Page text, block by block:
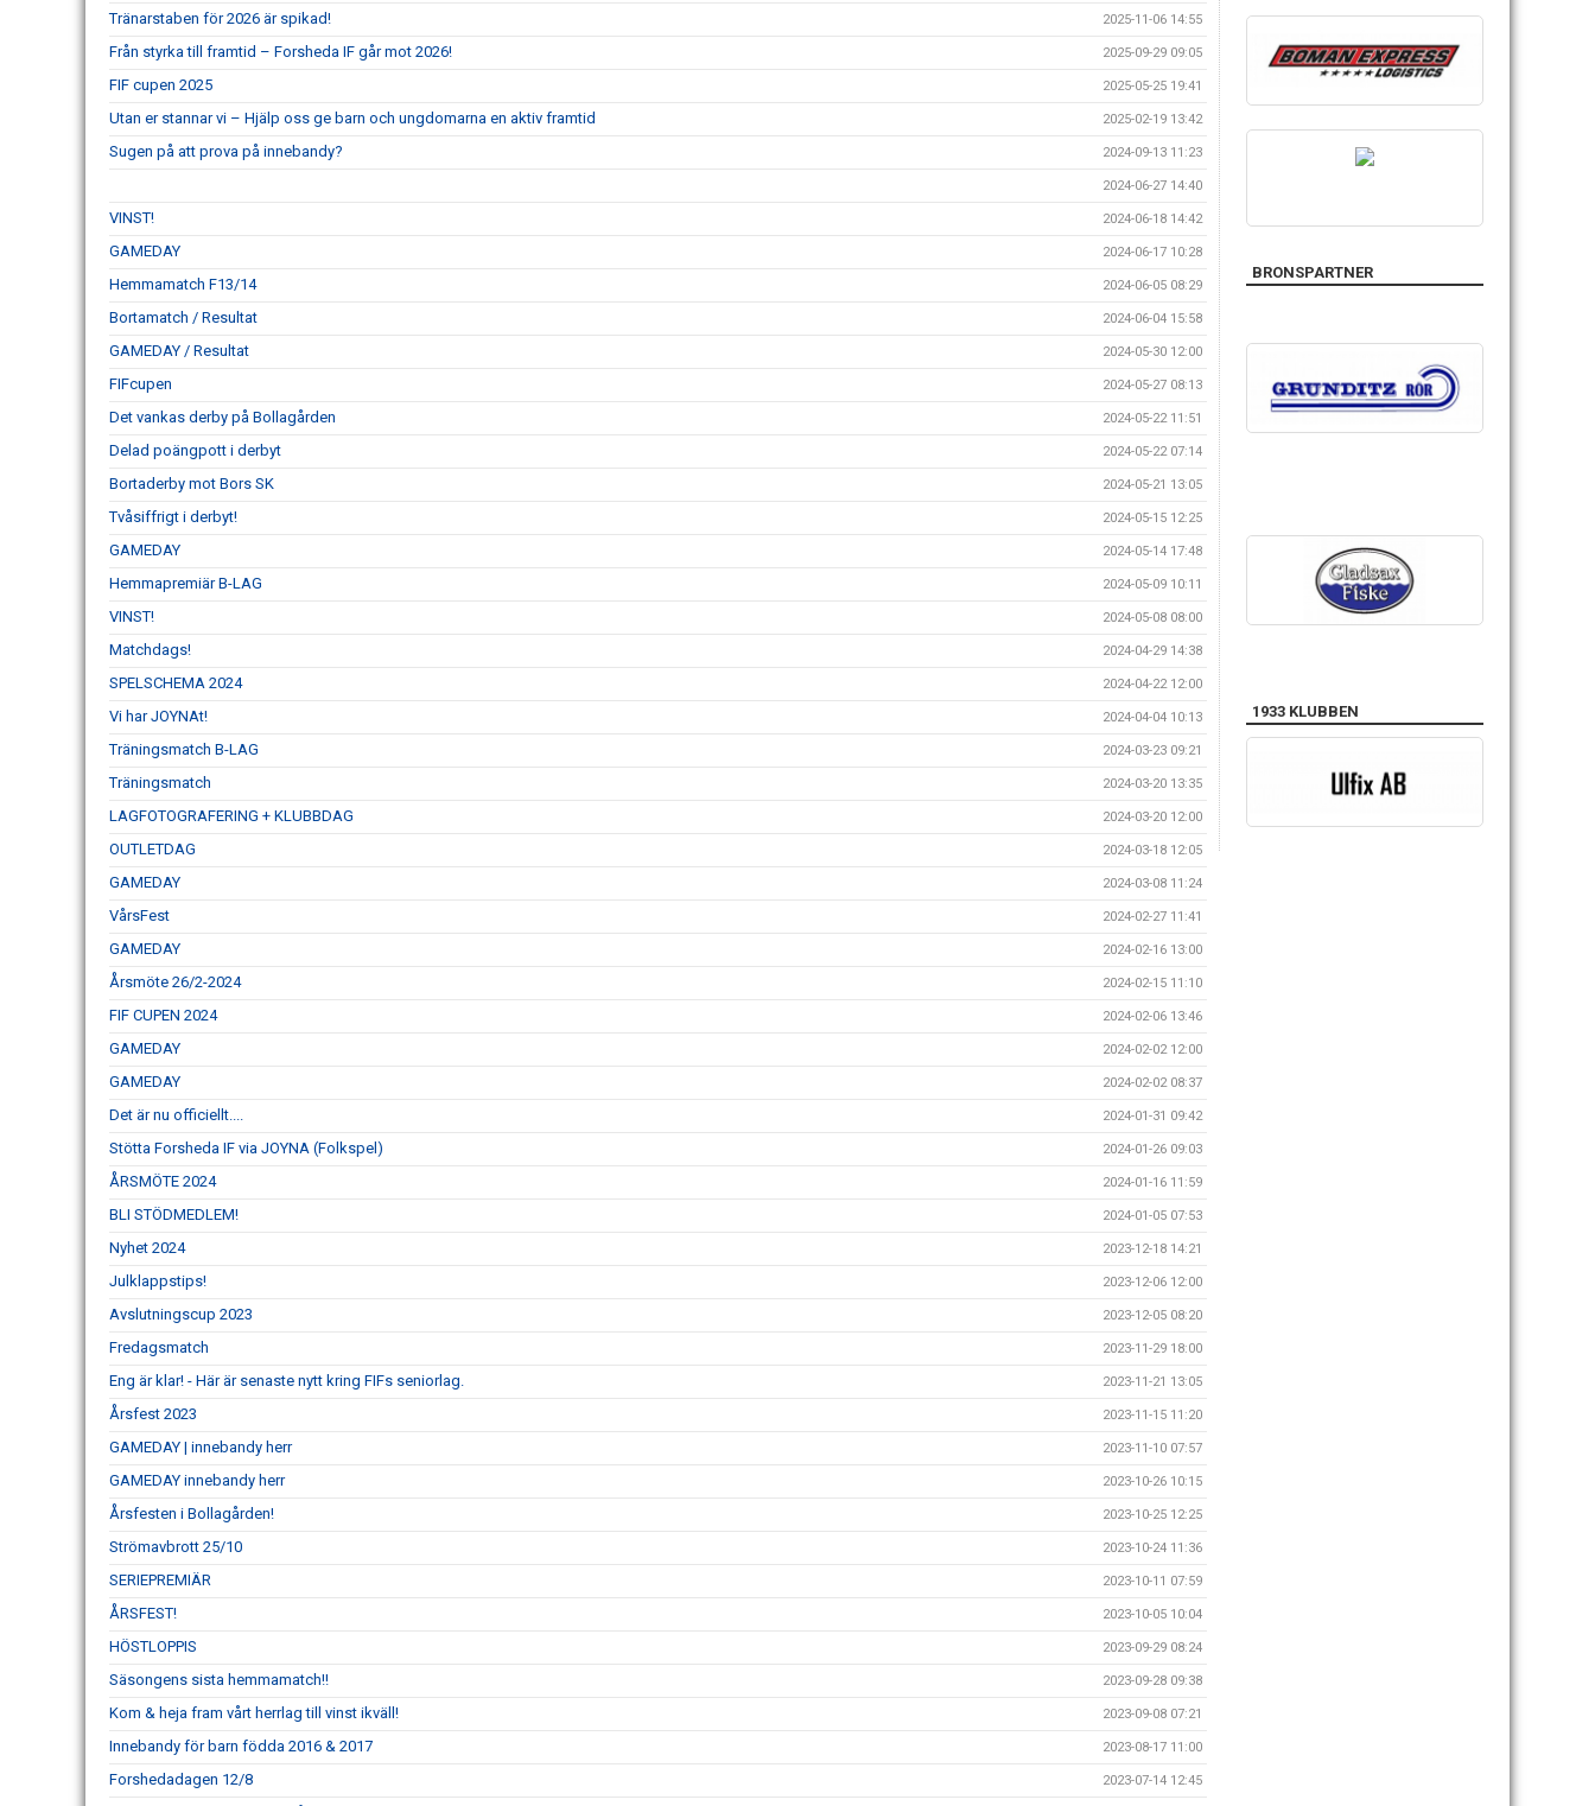
Tränarstaben för 2026 är spikad! 2025-11-06 14:55
Från styrka till framtid – Forsheda IF går mot 2026! 2025-09-29 09:05
FIF cupen 2025 2025-05-25 19:41
Utan er stannar vi – Hjälp oss ge barn och ungdomarna en aktiv framtid 2025-02-19 13:42
Sugen på att prova på innebandy? 2024-09-13 11:23
2024-06-27 14:40
VINST! 2024-06-18 14:42
GAMEDAY 2024-06-17 10:28
Hemmamatch F13/14 2024-06-05 08:29
Bortamatch / Resultat 2024-06-04 15:58
GAMEDAY / Resultat 2024-05-30 12:00
FIFcupen 2024-05-27 08:13
Det vankas derby på Bollagården 2024-05-22 11:51
Delad poängpott i derbyt 2024-05-22 07:14
Bortaderby mot Bors SK 2024-05-21 13:05
Tvåsiffrigt i derbyt! 2024-05-15 12:25
GAMEDAY 2024-05-14 17:48
Hemmapremiär B-LAG 2024-05-09 10:11
VINST! 2024-05-08 08:00
Matchdags! 2024-04-29 14:38
SPELSCHEMA 2024 2024-04-22 12:00
Vi har JOYNAt! 2024-04-04 10:13
Träningsmatch B-LAG 2024-03-23 09:21
Träningsmatch 2024-03-20 13:35
LAGFOTOGRAFERING + KLUBBDAG 2024-03-20 12:00
OUTLETDAG 2024-03-18 12:05
GAMEDAY 2024-03-08 11:24
VårsFest 2024-02-27 11:41
GAMEDAY 2024-02-16 13:00
Årsmöte 26/2-2024 2024-02-15 11:10
FIF CUPEN 2024 2024-02-06 13:46
GAMEDAY 2024-02-02 12:00
GAMEDAY 2024-02-02 08:37
Det är nu officiellt.... 2024-01-31 09:42
Stötta Forsheda IF via JOYNA (Folkspel) 2024-01-26 09:03
ÅRSMÖTE 2024 2024-01-16 11:59
BLI STÖDMEDLEM! 2024-01-05 07:53
Nyhet 2024 2023-12-18 14:21
Julklappstips! 2023-12-06 12:00
Avslutningscup 2023 2023-12-05 08:20
Fredagsmatch 2023-11-29 18:00
Eng är klar! - Här är senaste nytt kring FIFs seniorlag. 2023-11-21 13:05
Årsfest 2023 2023-11-15 11:20
GAMEDAY | innebandy herr 2023-11-10 07:57
GAMEDAY innebandy herr 2023-10-26 10:15
Årsfesten i Bollagården! 2023-10-25 12:25
Strömavbrott 25/10 2023-10-24 11:36
SERIEPREMIÄR 2023-10-11 07:59
ÅRSFEST! 2023-10-05 10:04
HÖSTLOPPIS 2023-09-29 08:24
Säsongens sista hemmamatch!! 2023-09-28 09:38
Kom & heja fram vårt herrlag till vinst ikväll! 2023-09-08 07:21
Innebandy för barn födda 2016 & 2017 2023-08-17 11:00
Forshedadagen 12/8 2023-07-14 12:45
BRONSPARTNER
1933 KLUBBEN